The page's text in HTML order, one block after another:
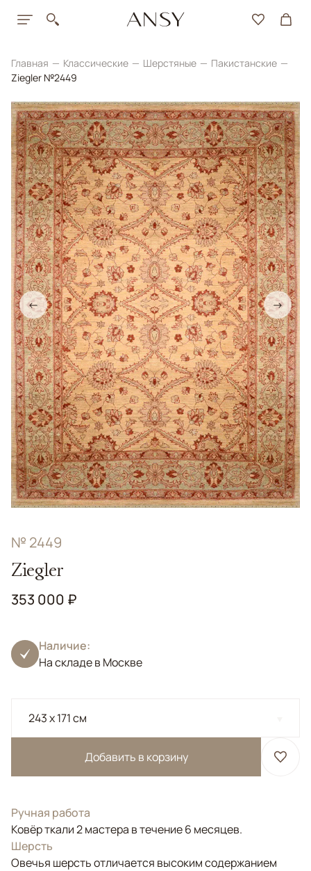
Главная Классические Шерстяные
Пакистанские
Ziegler №2449
← →
№ 2449
Ziegler
353 000 ₽
Наличие:
На складе в Москве
243 x 171 см
Добавить в корзину
Ручная работа
Ковёр ткали 2 мастера в течение 6 месяцев.
Шерсть
Овечья шерсть отличается высоким содержанием